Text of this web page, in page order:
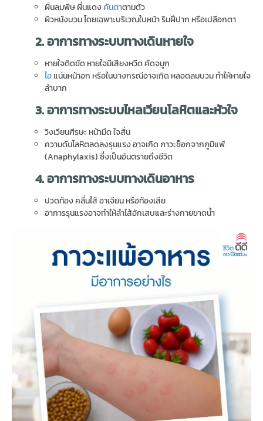
ผื่นลมพิษ ผื่นแดงคันตาตามตัว
ผิวหนังบวม โดยเฉพาะบริเวณใบหน้า ริมฝีปาก หรือเปลือกตา
2.อาการทางระบบทางเดินหายใจ
หายใจติดขัด หายใจมีเสียงหวีด คัดจมูก
ไอ แน่นหน้าอก หรือในบางกรณีอาจเกิด หลอดลมบวม ทำให้หายใจ
ลำบาก
3.อาการทางระบบไหลเวียนโลหิตและหัวใจ
วิงเวียนศีรษะ หน้ามืด ใจสั่น
ความดันโลหิตลดลงรุนแรง อาจเกิด ภาวะช็อกจากภูมิแพ้
(Anaphylaxis) ซึ่งเป็นอันตรายถึงชีวิต
4.อาการทางระบบทางเดินอาหาร
ปวดท้อง คลื่นไส้ อาเจียน หรือท้องเสีย
อาการรุนแรงอาจทำให้ลำไส้อักเสบและร่างกายขาดน้ำ